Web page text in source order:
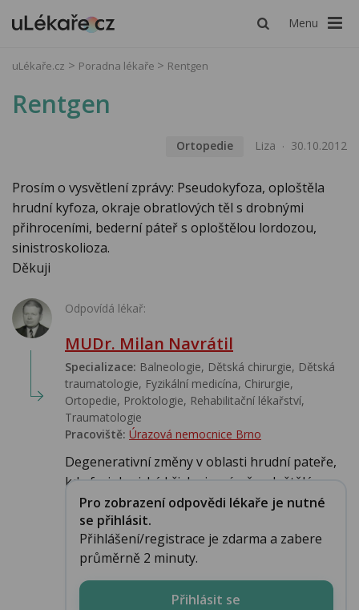
Menu
uLékaře.cz Poradna lékaře Rentgen
Rentgen
Ortopedie Liza 30.10.2012
Prosím o vysvětlení zprávy: Pseudokyfoza, oploštěla
hrudní kyfoza, okraje obratlových těl s drobnými
přihroceními, bederní páteř s oploštělou lordozou,
sinistroskolioza.
Děkuji
Odpovídá lékař:
MUDr. Milan Navrátil
Specializace: Balneologie, Dětská chirurgie, Dětská
traumatologie, Fyzikální medicína, Chirurgie,
Ortopedie, Proktologie, Rehabilitační lékařství‎,
Traumatologie
Pracoviště: Úrazová nemocnice Brno
Degenerativní změny v oblasti hrudní pateře,
kde fyziologická křivka je mírně oploštělá...
Pro zobrazení odpovědi lékaře je nutné
se přihlásit.
Přihlášení/registrace je zdarma a zabere
průměrně 2 minuty.
Přihlásit se